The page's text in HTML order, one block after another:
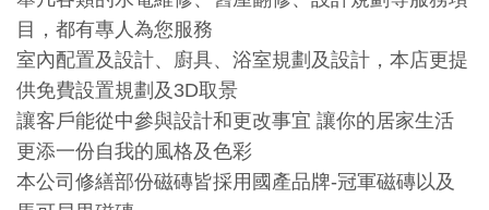
目，都有專人為您服務
室內配置及設計、廚具、浴室規劃及設計，本店更提
供免費設置規劃及3D取景
讓客戶能從中參與設計和更改事宜 讓你的居家生活
更添一份自我的風格及色彩
本公司修繕部份磁磚皆採用國產品牌-冠軍磁磚以及